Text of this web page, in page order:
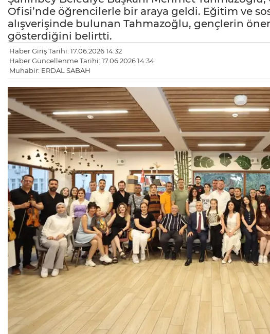
Ofisi’nde öğrencilerle bir araya geldi. Eğitim ve
alışverişinde bulunan Tahmazoğlu, gençlerin
gösterdiğini belirtti.
Haber Giriş Tarihi: 17.06.2026 14:32
Haber Güncellenme Tarihi: 17.06.2026 14:34
Muhabir: ERDAL SABAH